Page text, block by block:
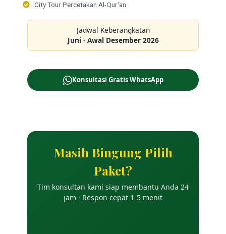
City Tour Percetakan Al-Qur'an
Jadwal Keberangkatan
Juni - Awal Desember 2026
Konsultasi Gratis WhatsApp
Masih Bingung Pilih
Paket?
Tim konsultan kami siap membantu Anda 24
jam · Respon cepat 1-5 menit